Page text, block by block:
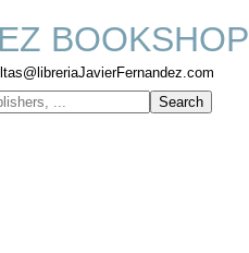
BOOKSHOP